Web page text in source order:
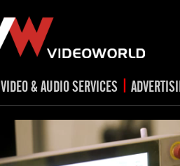
VIDEO & AUDIO SERVICES
TV spots
RADIO spots
Post production
|